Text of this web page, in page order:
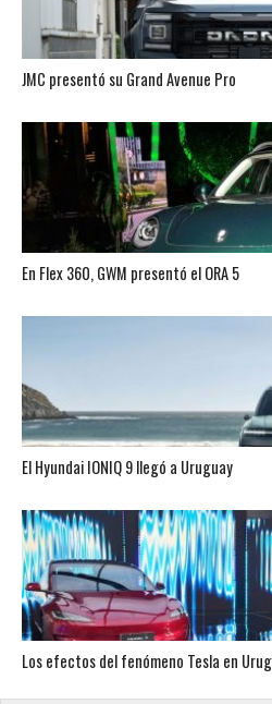
JMC presentó su Grand Avenue Pro
En Flex 360, GWM presentó el ORA 5
El Hyundai IONIQ 9 llegó a Uruguay
Los efectos del fenómeno Tesla en